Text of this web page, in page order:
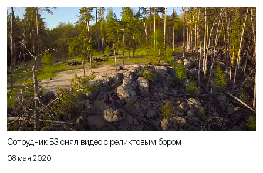
08 мая 2020
Сотрудник Б3 снял видео с реликтовым бором